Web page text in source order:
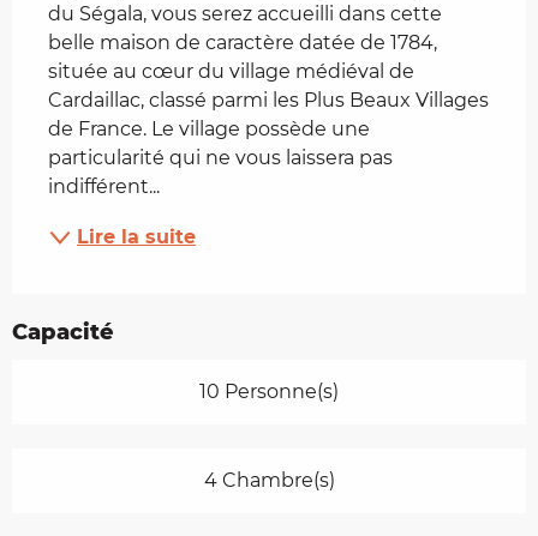
du Ségala, vous serez accueilli dans cette
belle maison de caractère datée de 1784,
située au cœur du village médiéval de
Cardaillac, classé parmi les Plus Beaux Villages
de France. Le village possède une
particularité qui ne vous laissera pas
indifférent...
Lire la suite
Capacité
10 Personne(s)
4 Chambre(s)